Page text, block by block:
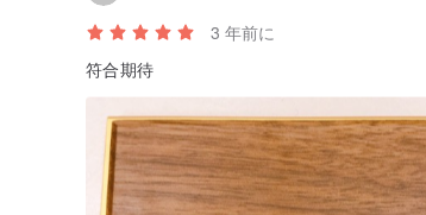
3 年前に
符合期待